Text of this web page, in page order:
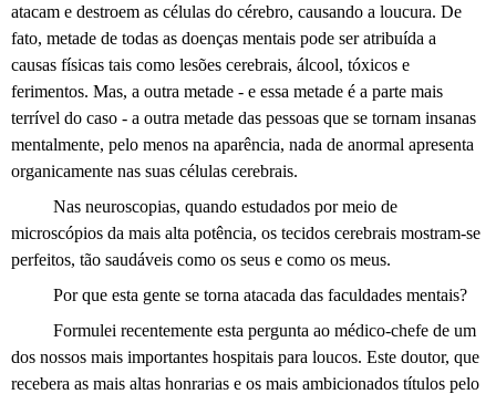
atacam e destroem as células do cérebro, causando a loucura. De
fato, metade de todas as doenças mentais pode ser atribuída a
causas físicas tais como lesões cerebrais, álcool, tóxicos e
ferimentos. Mas, a outra metade - e essa metade é a parte mais
terrível do caso - a outra metade das pessoas que se tornam insanas
mentalmente, pelo menos na aparência, nada de anormal apresenta
organicamente nas suas células cerebrais.
Nas neuroscopias, quando estudados por meio de
microscópios da mais alta potência, os tecidos cerebrais mostram-se
perfeitos, tão saudáveis como os seus e como os meus.
Por que esta gente se torna atacada das faculdades mentais?
Formulei recentemente esta pergunta ao médico-chefe de um
dos nossos mais importantes hospitais para loucos. Este doutor, que
recebera as mais altas honrarias e os mais ambicionados títulos pelo